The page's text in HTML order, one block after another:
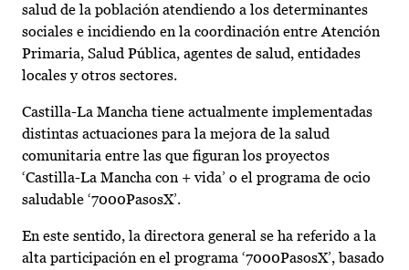
salud de la población atendiendo a los determinantes
sociales e incidiendo en la coordinación entre Atención
Primaria, Salud Pública, agentes de salud, entidades
locales y otros sectores.
Castilla-La Mancha tiene actualmente implementadas
distintas actuaciones para la mejora de la salud
comunitaria entre las que figuran los proyectos
‘Castilla-La Mancha con + vida’ o el programa de ocio
saludable ‘7000PasosX’.
En este sentido, la directora general se ha referido a la
alta participación en el programa ‘7000PasosX’, basado